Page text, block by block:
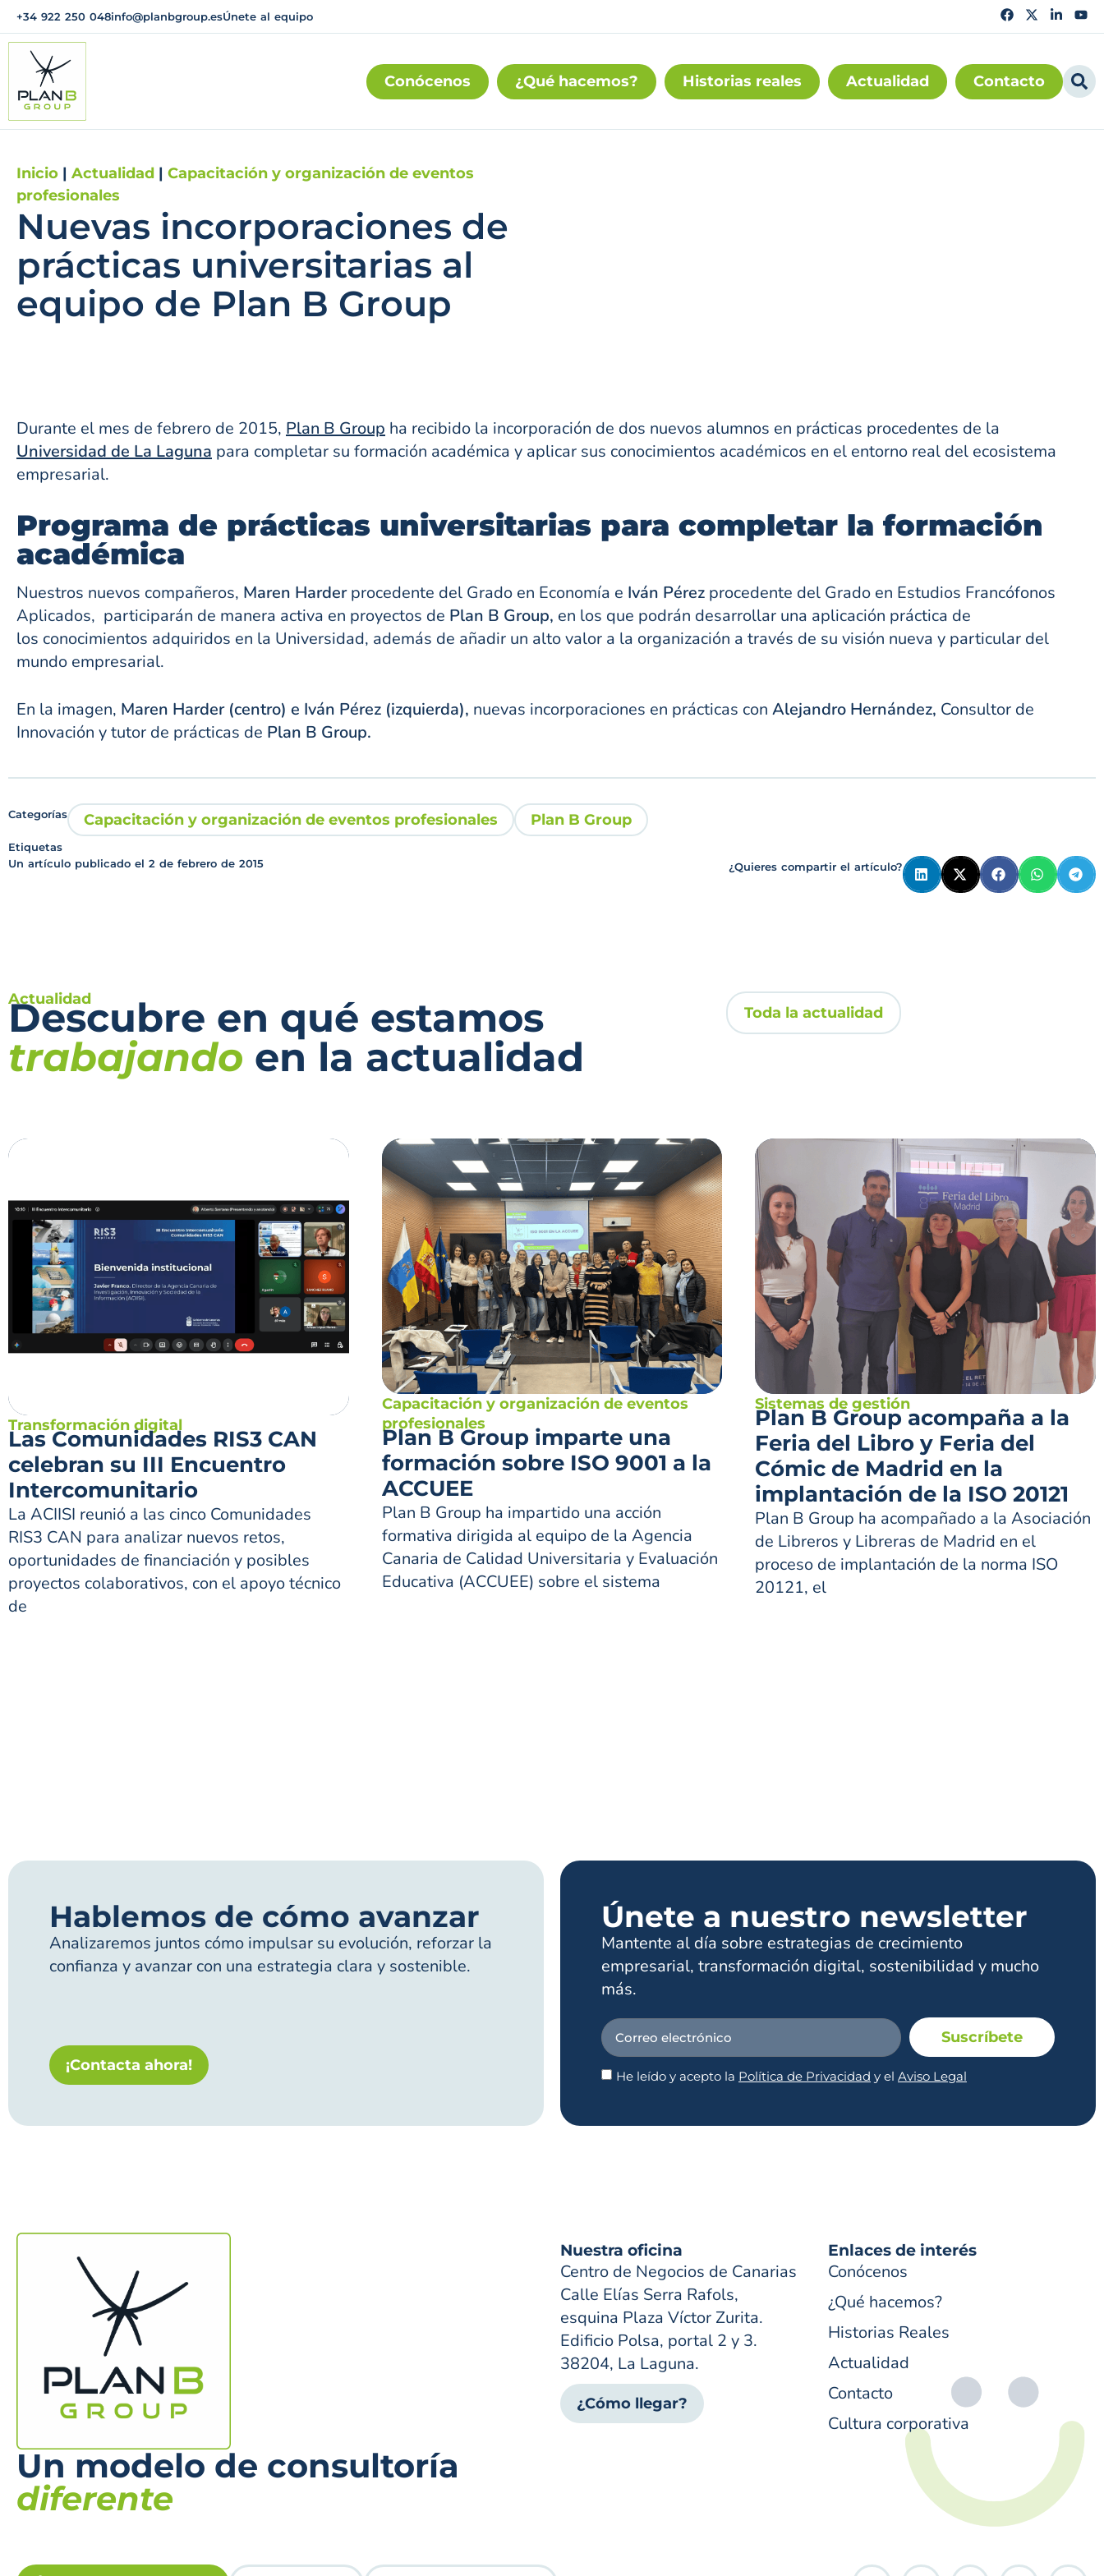
+34 922 250 048info@planbgroup.esÚnete al equipo
Conócenos ¿Qué hacemos? Historias reales Actualidad Contacto
Inicio | Actualidad | Capacitación y organización de eventos
profesionales
Nuevas incorporaciones de
prácticas universitarias al
equipo de Plan B Group
Durante el mes de febrero de 2015, Plan B Group ha recibido la incorporación de dos nuevos alumnos en prácticas procedentes de la
Universidad de La Laguna para completar su formación académica y aplicar sus conocimientos académicos en el entorno real del ecosistema
empresarial.
Programa de prácticas universitarias para completar la formación
académica
Nuestros nuevos compañeros, Maren Harderprocedente del Grado en Economía e Iván Pérez procedente del Grado en Estudios Francófonos
Aplicados, participarán de manera activa en proyectos de Plan B Group, en los que podrán desarrollar una aplicación práctica de
los conocimientos adquiridos en la Universidad, además de añadir un alto valor a la organización a través de su visión nueva y particular del
mundo empresarial.
En la imagen, Maren Harder (centro) e Iván Pérez (izquierda), nuevas incorporaciones en prácticas con Alejandro Hernández, Consultor de
Innovación y tutor de prácticas de Plan B Group.
Categorías Capacitación y organización de eventos profesionales Plan B Group
Etiquetas
Un artículo publicado el 2 de febrero de 2015 ¿Quieres compartir el artículo?
Actualidad
Descubre en qué estamos
trabajando en la actualidad
Toda la actualidad
Transformación digital
Las Comunidades RIS3 CAN
celebran su III Encuentro
Intercomunitario
La ACIISI reunió a las cinco Comunidades
RIS3 CAN para analizar nuevos retos,
oportunidades de financiación y posibles
proyectos colaborativos, con el apoyo técnico
de
Capacitación y organización de eventos
profesionales
Plan B Group imparte una
formación sobre ISO 9001 a la
ACCUEE
Plan B Group ha impartido una acción
formativa dirigida al equipo de la Agencia
Canaria de Calidad Universitaria y Evaluación
Educativa (ACCUEE) sobre el sistema
Sistemas de gestión
Plan B Group acompaña a la
Feria del Libro y Feria del
Cómic de Madrid en la
implantación de la ISO 20121
Plan B Group ha acompañado a la Asociación
de Libreros y Libreras de Madrid en el
proceso de implantación de la norma ISO
20121, el
Hablemos de cómo avanzar
Analizaremos juntos cómo impulsar su evolución, reforzar la
confianza y avanzar con una estrategia clara y sostenible.
¡Contacta ahora!
Únete a nuestro newsletter
Mantente al día sobre estrategias de crecimiento
empresarial, transformación digital, sostenibilidad y mucho
más.
He leído y acepto la Política de Privacidad y el Aviso Legal
Suscríbete
Un modelo de consultoría
diferente
Nuestra oficina
Centro de Negocios de Canarias
Calle Elías Serra Rafols,
esquina Plaza Víctor Zurita.
Edificio Polsa, portal 2 y 3.
38204, La Laguna.
¿Cómo llegar?
Enlaces de interés
Conócenos
¿Qué hacemos?
Historias Reales
Actualidad
Contacto
Cultura corporativa